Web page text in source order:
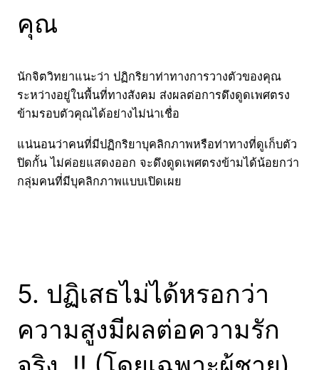
คุณ
นักจิตวิทยาแนะว่า ปฏิกริยาท่าทางการวางตัวของคุณ
ระหว่างอยู่ในพื้นที่ทางสังคม ส่งผลต่อการดึงดูดเพศตรง
ข้ามรอบตัวคุณได้อย่างไม่น่าเชื่อ
แน่นอนว่าคนที่มีปฏิกริยาบุคลิกภาพหรือท่าทางที่ดูเก็บตัว
ปิดกั้น ไม่ค่อยแสดงออก จะดึงดูดเพศตรงข้ามได้น้อยกว่า
กลุ่มคนที่มีบุคลิกภาพแบบเปิดเผย
5. ปฏิเสธไม่ได้หรอกว่า
ความสูงมีผลต่อความรัก